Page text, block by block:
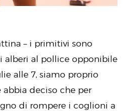
– i primitivi sono
alberi al pollice opponibile
alle 7, siamo proprio
abbia deciso che per
di rompere i coglioni a